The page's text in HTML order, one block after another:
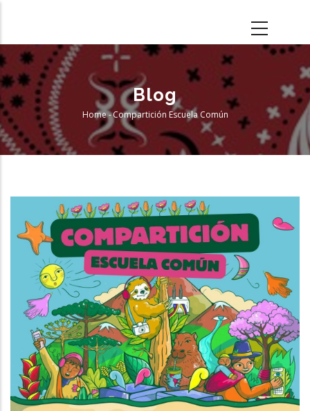
main
content
Blog
Breadcrumb
Home-Compartición Escuela Común